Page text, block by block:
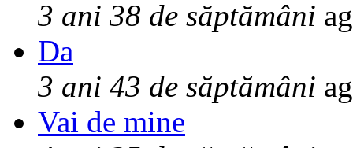
3 ani 38 de săptămâni
Da
3 ani 43 de săptămâni
Vai de mine